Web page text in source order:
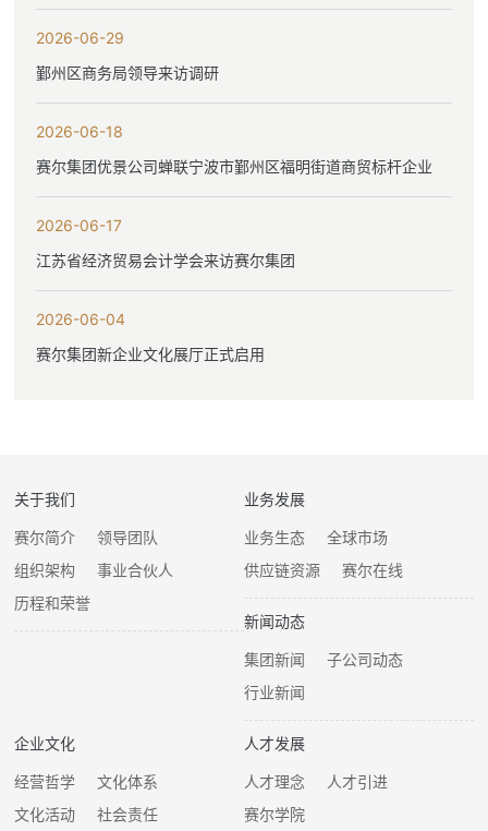
2026-06-29
鄞州区商务局领导来访调研
2026-06-18
赛尔集团优景公司蝉联宁波市鄞州区福明街道商贸标杆企业
2026-06-17
江苏省经济贸易会计学会来访赛尔集团
2026-06-04
赛尔集团新企业文化展厅正式启用
关于我们
赛尔简介
领导团队
组织架构
事业合伙人
历程和荣誉
业务发展
业务生态
全球市场
供应链资源
赛尔在线
新闻动态
集团新闻
子公司动态
行业新闻
企业文化
经营哲学
文化体系
文化活动
社会责任
人才发展
人才理念
人才引进
赛尔学院